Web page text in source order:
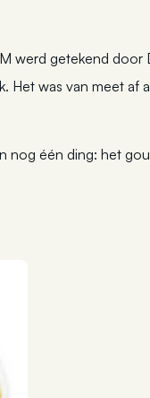
werd getekend door
Het was van meet af
nog één ding: het